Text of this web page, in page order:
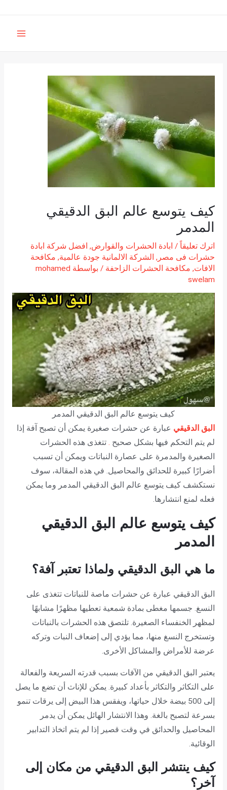
كيف يتوسع عالم البق الدقيقي
المدمر
اترك تعليقاً / ابادة الحشرات والقوارض, افضل شركة ابادة
حشرات فى مصر , الشركة الالمانية جودة عالمية, مكافحة
الافات, مكافحة الحشرات الزاحفة / بواسطة mohamed
swelam
كيف يتوسع عالم البق الدقيقي المدمر
البق الدقيقي عبارة عن حشرات صغيرة يمكن أن تصبح آفة إذا
لم يتم التحكم فيها بشكل صحيح .تتغذى هذه الحشرات
الصغيرة والمدمرة على عصارة النباتات ويمكن أن تسبب
أضرارًا كبيرة للحدائق والمحاصيل. في هذه المقالة، سوف
نستكشف كيف يتوسع عالم البق الدقيقي المدمر وما يمكن
فعله لمنع انتشارها.
كيف يتوسع عالم البق الدقيقي
المدمر
ما هي البق الدقيقي ولماذا تعتبر آفة؟
البق الدقيقي عبارة عن حشرات ماصة للنباتات تتغذى على
النسغ. جسمها مغطى بمادة شمعية تعطيها مظهرًا مشابهًا
لمظهر الخنفساء الصغيرة. تلتصق هذه الحشرات بالنباتات
وتستخرج النسغ منها، مما يؤدي إلى إضعاف النبات وتركه
عرضة للأمراض والمشاكل الأخرى.
يعتبر البق الدقيقي من الآفات بسبب قدرته السريعة والفعالة
على التكاثر والتكاثر بأعداد كبيرة. يمكن للإناث أن تضع ما يصل
إلى 500 بيضة خلال حياتها، ويفقس هذا البيض إلى يرقات تنمو
بسرعة لتصبح بالغة. وهذا الانتشار الهائل يمكن أن يدمر
المحاصيل والحدائق في وقت قصير إذا لم يتم اتخاذ التدابير
الوقائية.
كيف ينتشر البق الدقيقي من مكان إلى
آخر؟